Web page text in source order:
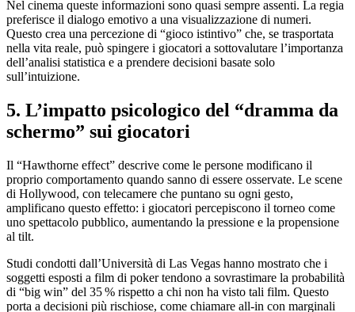
Nel cinema queste informazioni sono quasi sempre assenti. La regia
preferisce il dialogo emotivo a una visualizzazione di numeri.
Questo crea una percezione di “gioco istintivo” che, se trasportata
nella vita reale, può spingere i giocatori a sottovalutare l’importanza
dell’analisi statistica e a prendere decisioni basate solo
sull’intuizione.
5. L’impatto psicologico del “dramma da
schermo” sui giocatori
Il “Hawthorne effect” descrive come le persone modificano il
proprio comportamento quando sanno di essere osservate. Le scene
di Hollywood, con telecamere che puntano su ogni gesto,
amplificano questo effetto: i giocatori percepiscono il torneo come
uno spettacolo pubblico, aumentando la pressione e la propensione
al tilt.
Studi condotti dall’Università di Las Vegas hanno mostrato che i
soggetti esposti a film di poker tendono a sovrastimare la probabilità
di “big win” del 35 % rispetto a chi non ha visto tali film. Questo
porta a decisioni più rischiose, come chiamare all‑in con marginali